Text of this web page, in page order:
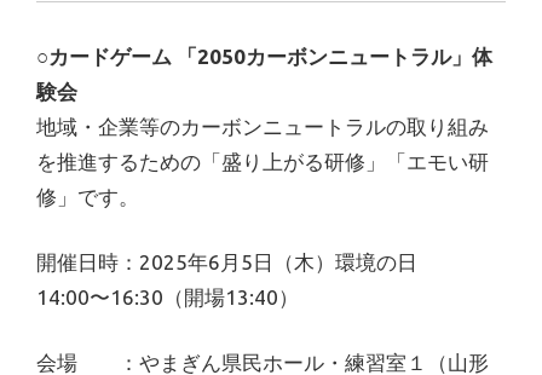
○カードゲーム 「2050カーボンニュートラル」体
験会
地域・企業等のカーボンニュートラルの取り組み
を推進するための「盛り上がる研修」「エモい研
修」です。
開催日時：2025年6月5日（木）環境の日
14:00〜16:30（開場13:40）
会場 ：やまぎん県民ホール・練習室１（山形